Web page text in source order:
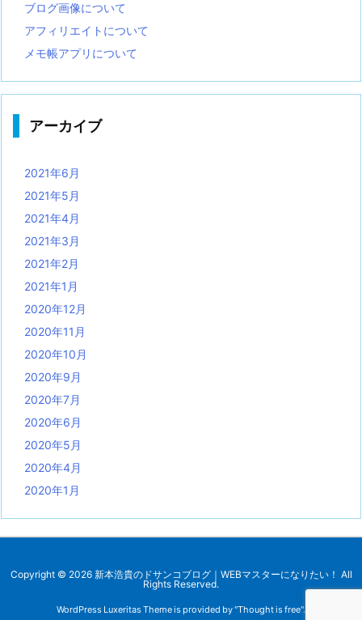
ブログ画像について
アフィリエイトについて
メモ帳アプリについて
アーカイブ
2021年6月
2021年5月
2021年4月
2021年3月
2021年2月
2021年1月
2020年12月
2020年11月
2020年10月
2020年9月
2020年7月
2020年6月
2020年5月
2020年4月
2020年1月
Copyright © 2026 新本浩貴のドサンコブログ｜WEBマスターになりたい！ All
Rights Reserved.
WordPress Luxeritas Theme is provided by "Thought is free".